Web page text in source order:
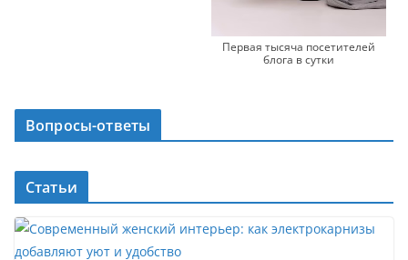
Первая тысяча посетителей
блога в сутки
Вопросы-ответы
Статьи